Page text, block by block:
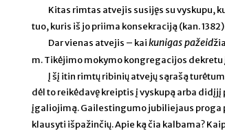
Kitas rimtas atvejis susijęs su vyskupu,
tuo, kuris iš jo priima konsekraciją (kan.
Dar vienas atvejis – kaikunigas pažeidžia
m. Tikėjimo mokymo kongregacijos dekretu
Į šį itin rimtų ribinių atvejų sąrašą
dėl to reikėdavę kreiptis į vyskupą arba
įgaliojimą. Gailestingumo jubiliejaus proga
klausyti išpažinčių. Apie ką čia kalbama?